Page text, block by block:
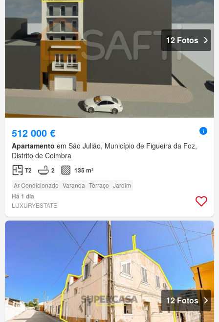
12 Fotos
512 000 €
Apartamento em São Julião, Município de Figueira da Foz,
Distrito de Coimbra
T2 2 135 m²
Ar Condicionado Varanda Terraço Jardim
Há 1 dia
LUXURYESTATE
12 Fotos